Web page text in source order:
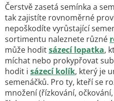
Čerstvě zasetá semínka a
tak zajistíte rovnoměrné
nepoškodíte vyrůstající
sortimentu naleznete různé
může hoditsázecí lopatka,
míchat nebo prokypřovat
hodit i sázecí kolík, který je
semenáčků. Pro ty, kteří se
množení (řízkování,